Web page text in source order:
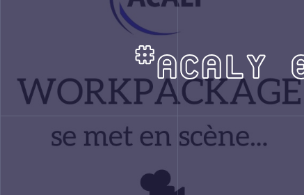
#ACALY